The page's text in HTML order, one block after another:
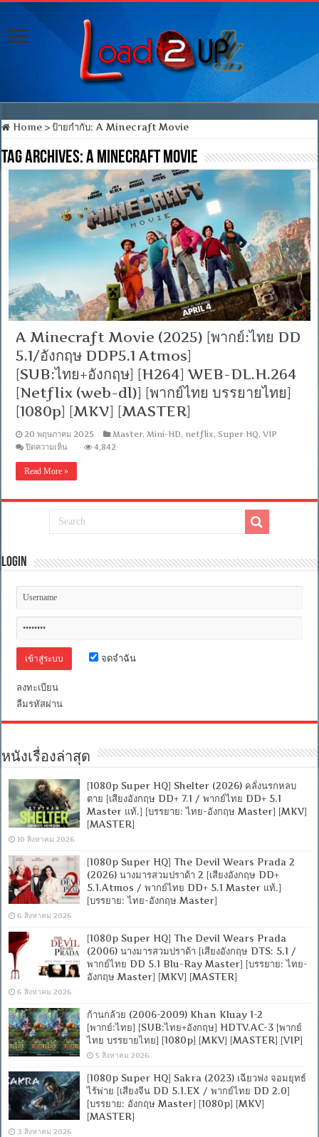
Home > ป้ายกำกับ:A Minecraft Movie
Tag Archives:A Minecraft Movie
A Minecraft Movie (2025) [พากย์:ไทย DD
5.1/อังกฤษ DDP5.1 Atmos]
[SUB:ไทย+อังกฤษ] [H264] WEB-DL.H.264
[Netflix (web-dl)] [พากย์ไทย บรรยายไทย]
[1080p] [MKV] [MASTER]
20 พฤษภาคม 2025 Master, Mini-HD, netflix,Super HQ,VIP
ปิดความเห็น
Movie
[พากย์:ไทย
5.1/
[SUB:ไทย+อังกฤษ]
WEB-
(web-
ไทย
บรรยาย
4,842
Read More »
Login
จดจำฉัน
ลงทะเบียน
ลืมรหัสผ่าน
หนังเรื่องล่าสุด
[1080p Super HQ] Shelter (2026) คลั่งนรกหลบ
ตาย [เสียงอังกฤษ DD+ 7.1 / พากย์ไทย DD+ 5.1
Master แท้.] [บรรยาย: ไทย-อังกฤษ Master] [MKV]
[MASTER]
10 สิงหาคม 2026
[1080p Super HQ] The Devil Wears Prada 2
(2026) นางมารสวมปราด้า 2 [เสียงอังกฤษ DD+
5.1.Atmos / พากย์ไทย DD+ 5.1 Master แท้.]
[บรรยาย: ไทย-อังกฤษ Master]
6 สิงหาคม 2026
[1080p Super HQ] The Devil Wears Prada
(2006) นางมารสวมปราด้า [เสียงอังกฤษ DTS: 5.1 /
พากย์ไทย DD 5.1 Blu-Ray Master] [บรรยาย: ไทย-
อังกฤษ Master] [MKV] [MASTER]
6 สิงหาคม 2026
ก้านกล้วย (2006-2009) Khan Kluay 1-2
[พากย์:ไทย] [SUB:ไทย+อังกฤษ] HDTV.AC-3 [พากย์
ไทย บรรยายไทย] [1080p] [MKV] [MASTER] [VIP]
5 สิงหาคม 2026
[1080p Super HQ] Sakra (2023) เฉียวฟง จอมยุทธ์
ไร้พ่าย [เสียงจีน DD 5.1.EX / พากย์ไทย DD 2.0]
[บรรยาย: อังกฤษ Master] [1080p] [MKV]
[MASTER]
3 สิงหาคม 2026